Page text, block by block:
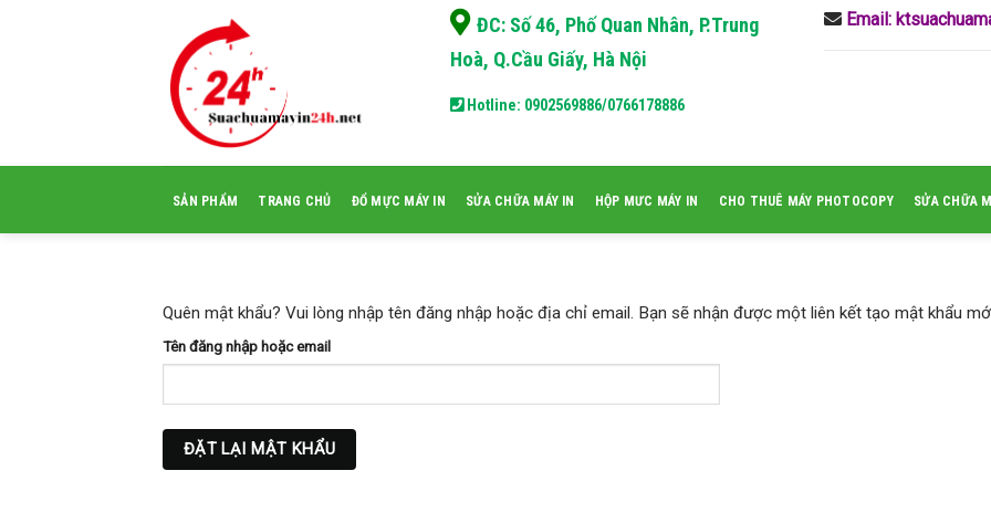
ĐC: Số 46, Phố Quan Nhân, P.Trung
Hoà, Q.Cầu Giấy, Hà Nội
Hotline: 0902569886/0766178886
Email:
SẢN PHẨM TRANG CHỦ ĐỔ MỰC MÁY IN SỬA CHỮA MÁY IN HỘP MƯC MÁY IN CHO THUÊ MÁY PHOTOCOPY SỬA CHỮA
Quên mật khẩu? Vui lòng nhập tên đăng nhập hoặc địa chỉ email. Bạn sẽ nhận được một liên kết tạo mật khẩu
Tên đăng nhập hoặc email
ĐẶT LẠI MẬT KHẨU